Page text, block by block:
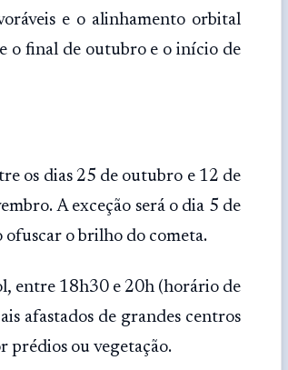
e o alinhamento orbital
o final de outubro e o início de
os dias 25 de outubro e 12 de
A exceção será o dia 5 de
ofuscar o brilho do cometa.
entre 18h30 e 20h (horário de
afastados de grandes centros
prédios ou vegetação.